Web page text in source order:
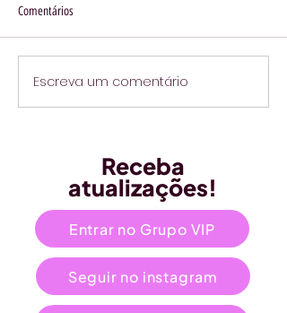
Comentários
Escreva um comentário
Receba
atualizações!
Entrar no Grupo VIP
Seguir no instagram